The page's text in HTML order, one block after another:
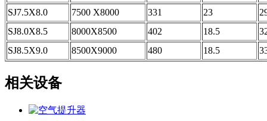
SJ7.5X8.0
7500 X8000 331 23
SJ8.0X8.5
8000X8500 402 18.5
SJ8.5X9.0
8500X9000 480 18.5
相关设备